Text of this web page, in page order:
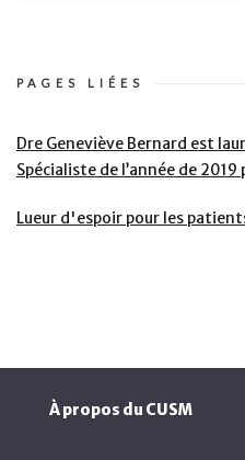
PAGES LIÉES
Dre Geneviève Bernard est
Spécialiste de l’année de
Lueur d'espoir pour les
À propos du CUSM